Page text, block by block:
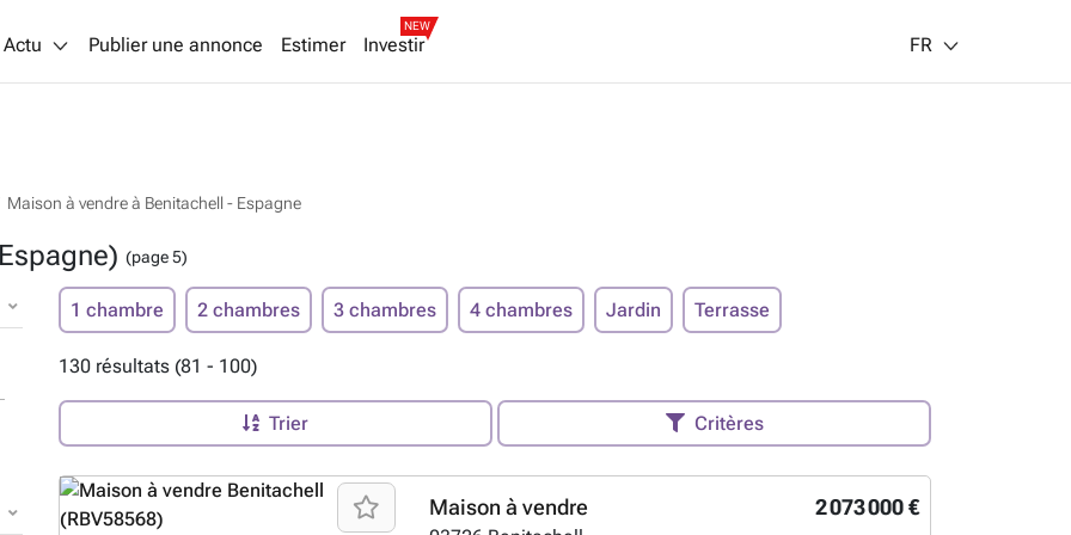
Actu Publier une annonce Estimer Investir
NEW
FR
Maison à vendre à Benitachell - Espagne
(page 5)
1 chambre 2 chambres 3 chambres 4 chambres Jardin Terrasse
130 résultats (81 - 100)
Trier Critères
2 073 000 €
Maison à vendre